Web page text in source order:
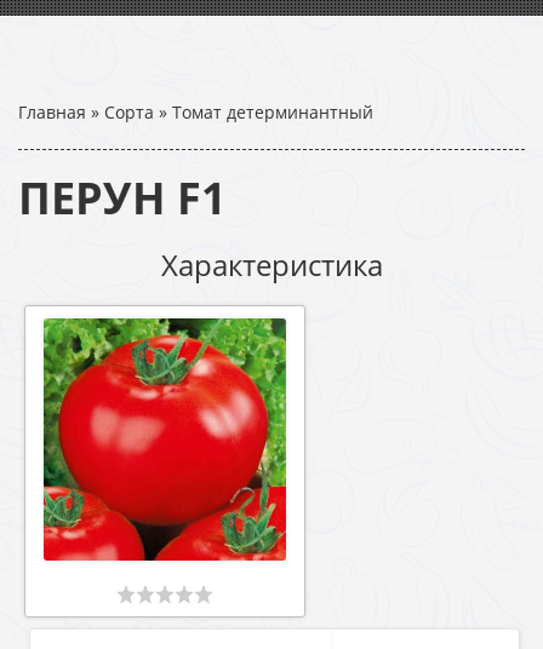
Главная » Сорта » Томат детерминантный
ПЕРУН F1
Характеристика